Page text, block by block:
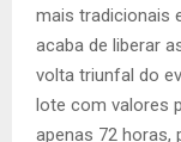
mais tradicionais
acaba de liberar
volta triunfal do
lote com valores
apenas 72 horas,